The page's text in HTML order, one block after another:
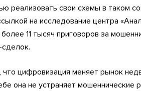
реализовать свои схемы в таком
на исследование центра
11 тысяч приговоров за
цифровизация меняет рынок
она не устраняет мошеннические